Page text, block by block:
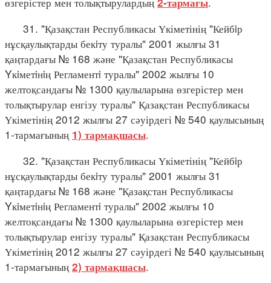
31. "Қазақстан Республикасы Үкіметінің "Кейбiр
нұсқаулықтарды бекiту туралы" 2001 жылғы 31
қаңтардағы № 168 және "Қазақстан Республикасы
Yкiметiнiң Регламентi туралы" 2002 жылғы 10
желтоқсандағы № 1300 қаулыларына өзгерістер мен
толықтырулар енгізу туралы" Қазақстан Республикасы
Үкіметінің 2012 жылғы 27 сәуірдегі № 540 қаулысының
1-тармағының 1) тармақшасы.
32. "Қазақстан Республикасы Үкіметінің "Кейбiр
нұсқаулықтарды бекiту туралы" 2001 жылғы 31
қаңтардағы № 168 және "Қазақстан Республикасы
Yкiметiнiң Регламентi туралы" 2002 жылғы 10
желтоқсандағы № 1300 қаулыларына өзгерістер мен
толықтырулар енгізу туралы" Қазақстан Республикасы
Үкіметінің 2012 жылғы 27 сәуірдегі № 540 қаулысының
1-тармағының 2) тармақшасы.